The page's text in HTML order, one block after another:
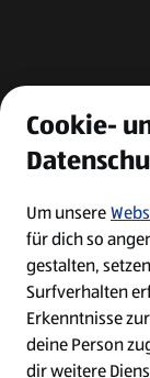
Cookie-
Um unsere
für dich so
gestalten,
Surfverhalten
Erkenntnisse
deine Person
dir weitere